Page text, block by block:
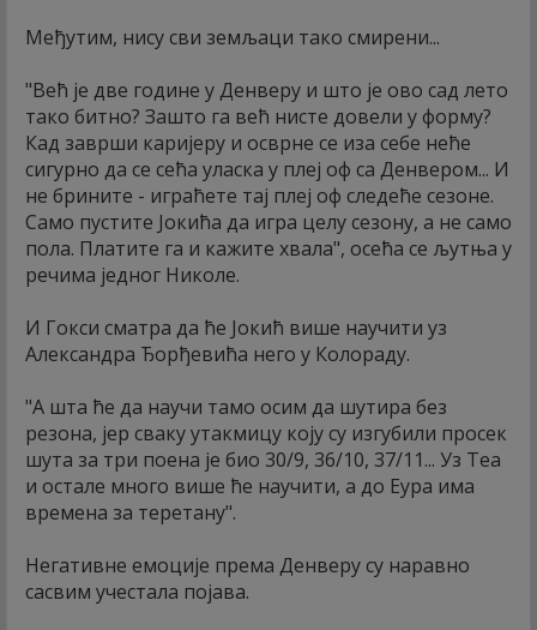
Међутим, нису сви земљаци тако смирени...
"Већ је две године у Денверу и што је ово сад лето
тако битно? Зашто га већ нисте довели у форму?
Кад заврши каријеру и осврне се иза себе неће
сигурно да се сећа уласка у плеј оф са Денвером... И
не брините - играћете тај плеј оф следеће сезоне.
Само пустите Јокића да игра целу сезону, а не само
пола. Платите га и кажите хвала", осећа се љутња у
речима једног Николе.
И Гокси сматра да ће Јокић више научити уз
Александра Ђорђевића него у Колораду.
"А шта ће да научи тамо осим да шутира без
резона, јер сваку утакмицу коју су изгубили просек
шута за три поена је био 30/9, 36/10, 37/11... Уз Теа
и остале много више ће научити, а до Еура има
времена за теретану".
Негативне емоције према Денверу су наравно
сасвим учестала појава.